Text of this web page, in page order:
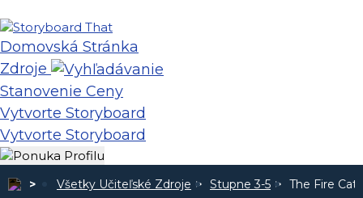
Domovská Stránka
Zdroje
Stanovenie Ceny
Vytvorte Storyboard
Vytvorte Storyboard
Všetky Učiteľské Zdroje Stupne 3-5 The Fire Cat